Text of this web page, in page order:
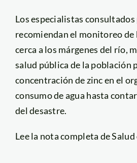
Los especialistas
recomiendan el monitoreo de
cerca a los márgenes del río,
salud pública de la población
concentración de zinc en el
consumo de agua hasta
del desastre.
Lee la nota completa de Salud